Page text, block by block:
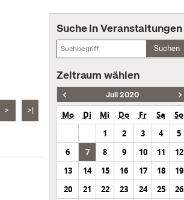
> >|
Suche in Veranstaltungen
Suchen
Zeitraum wählen
Juli 2020
Mo Di Mi Do Fr Sa
So
1
2 3 4
5
6
7 8 9 10 11
12
13
14 15 16 17 18
19
20
21 22 23 24 25
26